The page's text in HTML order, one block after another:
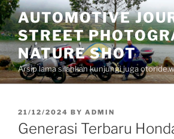
Skip
to
content
AUTOMOTIVE
STREET
NATURE SHOT
Arsip lama silahkan kunjungi juga
POSTED
ON
21/12/2024 BY ADMIN
Generasi Terbaru